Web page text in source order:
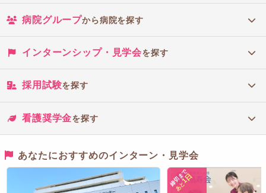
病院グループから病院を探す
インターンシップ・見学会を探す
採用試験を探す
看護奨学金を探す
あなたにおすすめのインターン・見学会
締切まで
あと
1日